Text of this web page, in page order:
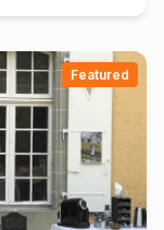
Featured